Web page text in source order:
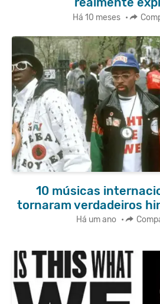
Há 10 meses •
10 músicas
tornaram verdadeiros
Há um ano •